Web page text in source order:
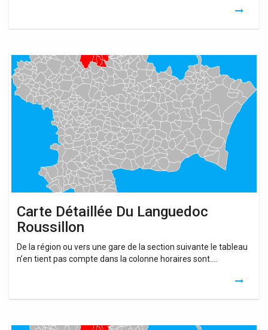
Carte Détaillée Du Languedoc
Roussillon
De la région ou vers une gare de la section suivante le tableau
n’en tient pas compte dans la colonne horaires sont….
Carte
Détaillée
Du
Languedoc
Roussillon